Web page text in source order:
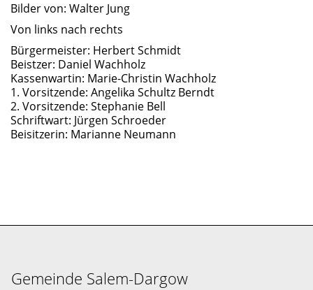
Bilder von: Walter Jung
Von links nach rechts
Bürgermeister: Herbert Schmidt
Beistzer: Daniel Wachholz
Kassenwartin: Marie-Christin Wachholz
1. Vorsitzende: Angelika Schultz Berndt
2. Vorsitzende: Stephanie Bell
Schriftwart: Jürgen Schroeder
Beisitzerin: Marianne Neumann
Gemeinde Salem-Dargow